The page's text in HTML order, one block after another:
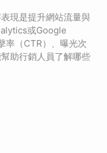
現是提升網站流量與
或Google
率（CTR）、曝光次
助行銷人員了解哪些